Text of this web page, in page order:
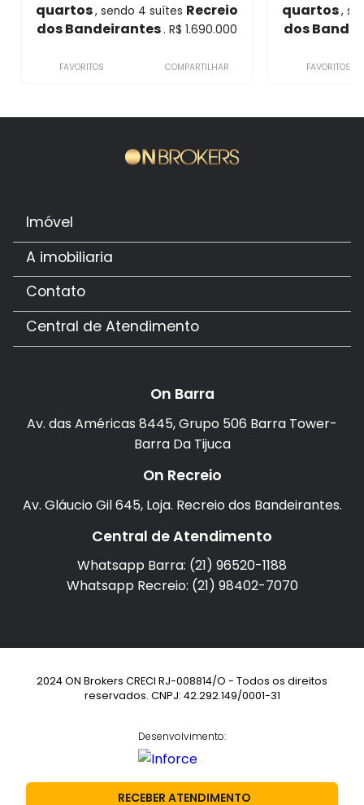
RECEBER ATENDIMENTO
quartos, sendo 4 suítes Recreio
dos Bandeirantes. R$ 1.690.000
FAVORITOS COMPARTILHAR
quartos,
dos
FAVORITOS
Imóvel
A imobiliaria
Contato
Central de Atendimento
On Barra
Av. das Américas 8445, Grupo 506 Barra Tower-
Barra Da Tijuca
On Recreio
Av. Gláucio Gil 645, Loja. Recreio dos Bandeirantes.
Central de Atendimento
Whatsapp Barra: (21) 96520-1188
Whatsapp Recreio: (21) 98402-7070
2024 ON Brokers CRECI RJ-008814/O - Todos os direitos
reservados. CNPJ: 42.292.149/0001-31
Desenvolvimento: